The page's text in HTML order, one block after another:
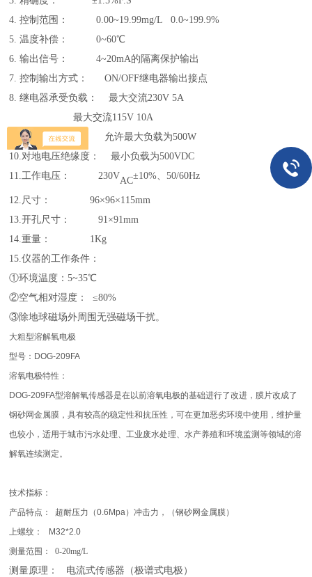
4. 控制范围： 0.00~19.99mg/L 0.0~199.9%
5. 温度补偿： 0~60℃
6. 输出信号： 4~20mA的隔离保护输出
7. 控制输出方式： ON/OFF继电器输出接点
8. 继电器承受负载： 最大交流230V 5A
最大交流115V 10A
9. 电流输出负载： 允许最大负载为500W
10.对地电压绝缘度： 最小负载为500VDC
11.工作电压： 230VAC±10%、50/60Hz
12.尺寸： 96×96×115mm
13.开孔尺寸： 91×91mm
14.重量： 1Kg
15.仪器的工作条件：
①环境温度：5~35℃
②空气相对湿度： ≤80%
③除地球磁场外周围无强磁场干扰。
大粗型溶解氧电极
型号： DOG-209FA
溶氧电极特性：
DOG-209FA型溶解氧传感器是在以前溶氧电极的基础进行了改进，膜片改成了
钢砂网金属膜，具有较高的稳定性和抗压性，可在更加恶劣环境中使用，维护量
也较小，适用于城市污水处理、工业废水处理、水产养殖和环境监测等领域的溶
解氧连续测定。
技术指标：
产品特点：
超耐压力（0.6Mpa）冲击力，（钢砂网金属膜）
上螺纹：
M32*2.0
测量范围：
0-20mg/L
测量原理：
电流式传感器（极谱式电极）